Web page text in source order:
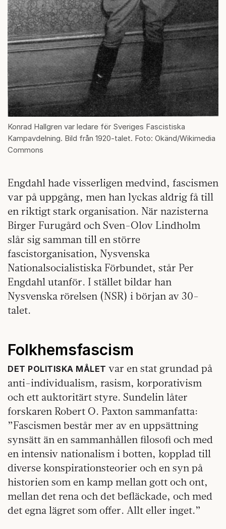
Konrad Hallgren var ledare för Sveriges Fascistiska
Kampavdelning. Bild från 1920-talet. Foto: Okänd/Wikimedia
Commons
Engdahl hade visserligen medvind, fascismen
var på uppgång, men han lyckas aldrig få till
en riktigt stark organisation. När nazisterna
Birger Furugård och Sven-Olov Lindholm
slår sig samman till en större
fascistorganisation, Nysvenska
Nationalsocialistiska Förbundet, står Per
Engdahl utanför. I stället bildar han
Nysvenska rörelsen (NSR) i början av 30-
talet.
Folkhemsfascism
DET POLITISKA MÅLET var en stat grundad på
anti-individualism, rasism, korporativism
och ett auktoritärt styre. Sundelin låter
forskaren Robert O. Paxton sammanfatta:
”Fascismen består mer av en uppsättning
synsätt än en sammanhållen filosofi och med
en intensiv nationalism i botten, kopplad till
diverse konspirationsteorier och en syn på
historien som en kamp mellan gott och ont,
mellan det rena och det befläckade, och med
det egna lägret som offer. Allt eller inget.”